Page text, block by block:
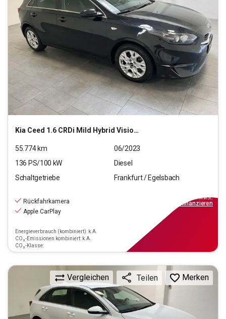
Kia Ceed 1.6 CRDi Mild Hybrid Vision (EURO 6d)
55.774km
06/2023
136 PS/100 kW
Diesel
Schaltgetriebe
Frankfurt / Egelsbach
Rückfahrkamera
Apple CarPlay
Energieverbrauch (kombiniert): k.A.
CO₂-Emissionen kombiniert: k.A.
CO₂-Klasse:
inkl.MwSt.
finanzieren
Vergleichen Teilen Merken